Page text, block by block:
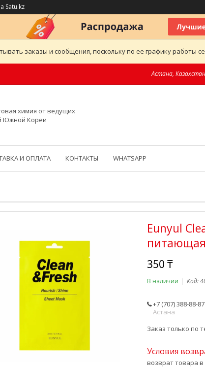
Satu.kz
заказы и сообщения, поскольку по ее графику работы
Астана, Казахстан
химия от ведущих
Южной Кореи
И ОПЛАТА КОНТАКТЫ WHATSAPP
Eunyul
350 ₸
В наличии Код:
+7 (707) 388-88-87
Астана
Заказ только по
возврат товара